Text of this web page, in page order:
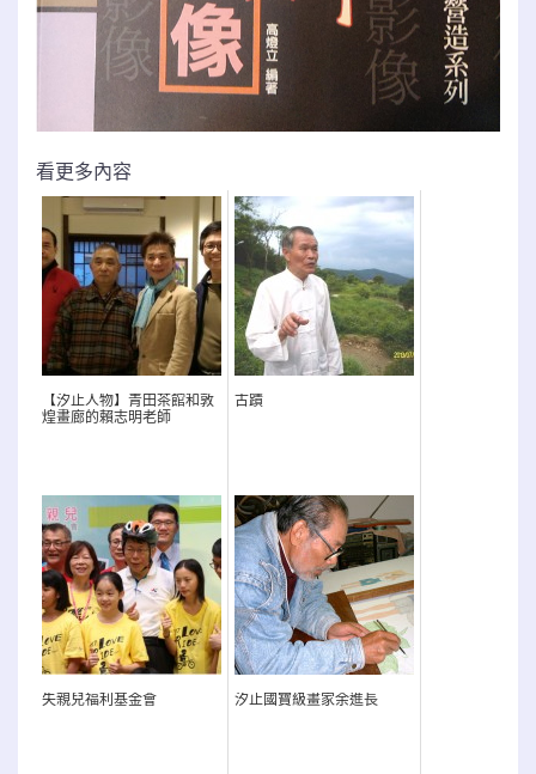
看更多內容
【汐止人物】青田茶館和敦
煌畫廊的賴志明老師
古蹟
失親兒福利基金會 汐止國寶級畫家余進長